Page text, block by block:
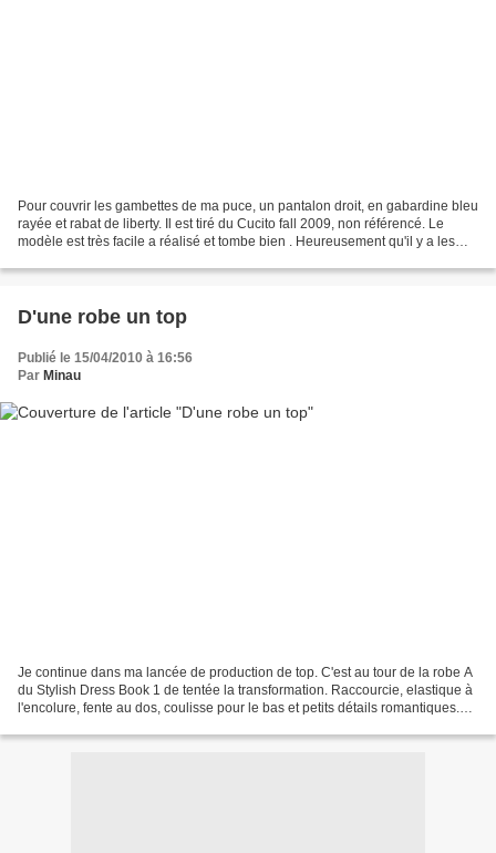
Pour couvrir les gambettes de ma puce, un pantalon droit, en gabardine bleu
rayée et rabat de liberty. Il est tiré du Cucito fall 2009, non référencé. Le
modèle est très facile a réalisé et tombe bien . Heureusement qu'il y a les
D'une robe un top
Publié le 15/04/2010 à 16:56
Par Minau
Je continue dans ma lancée de production de top. C'est au tour de la robe A
du Stylish Dress Book 1 de tentée la transformation. Raccourcie, elastique à
l'encolure, fente au dos, coulisse pour le bas et petits détails romantiques.